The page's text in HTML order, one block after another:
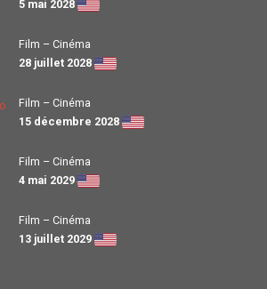
5 mai 2028
Film – Cinéma
28 juillet 2028
Film – Cinéma
15 décembre 2028
Film – Cinéma
4 mai 2029
Film – Cinéma
13 juillet 2029